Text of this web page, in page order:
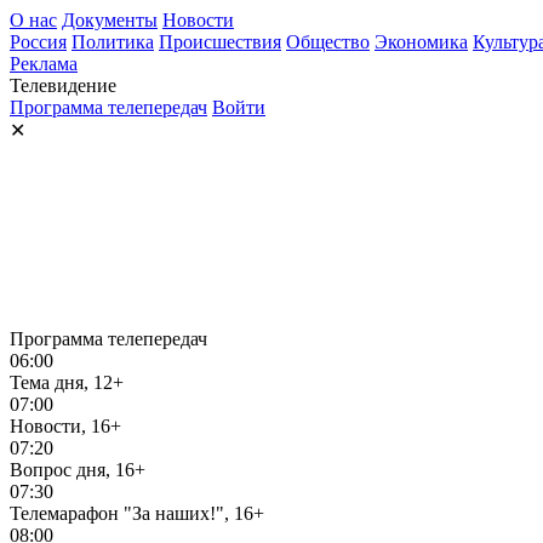
О нас Документы Новости
Россия Политика Происшествия Общество Экономика
Реклама
Телевидение
Программа телепередач Войти
✕
Программа телепередач
06:00
Тема дня, 12+
07:00
Новости, 16+
07:20
Вопрос дня, 16+
07:30
Телемарафон "За наших!", 16+
08:00